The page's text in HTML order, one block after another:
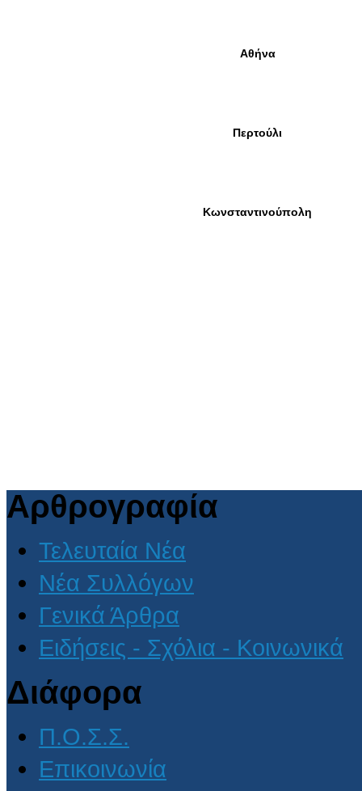
Αρθρογραφία
Τελευταία Νέα
Νέα Συλλόγων
Γενικά Άρθρα
Ειδήσεις - Σχόλια - Κοινωνικά
Διάφορα
Π.Ο.Σ.Σ.
Επικοινωνία